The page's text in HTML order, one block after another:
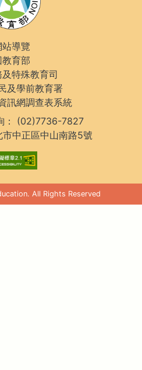
站導覽
教育部
特殊教育司
及學前教育署
訊網調查表系統
： (02)7736-7827
中正區中山南路5號
All Rights Reserved